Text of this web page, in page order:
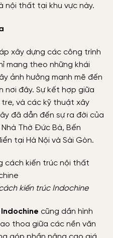
nội thất tại khu vực này.
xây dựng các công trình
mang theo những khái
ảnh hưởng mạnh mẽ đến
nơi đây. Sự kết hợp giữa
tre, và các kỹ thuật xây
đã dẫn đến sự ra đời của
Thờ Đức Bà, Bến
tại Hà Nội và Sài Gòn.
kiến trúc Indochine
cũng dần hình
thoa giữa các nền văn